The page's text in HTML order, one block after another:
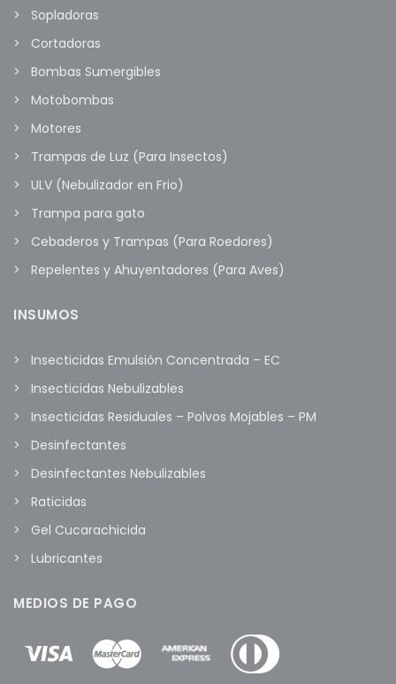
Sopladoras
Cortadoras
Bombas Sumergibles
Motobombas
Motores
Trampas de Luz (Para Insectos)
ULV (Nebulizador en Frio)
Trampa para gato
Cebaderos y Trampas (Para Roedores)
Repelentes y Ahuyentadores (Para Aves)
INSUMOS
Insecticidas Emulsión Concentrada – EC
Insecticidas Nebulizables
Insecticidas Residuales – Polvos Mojables – PM
Desinfectantes
Desinfectantes Nebulizables
Raticidas
Gel Cucarachicida
Lubricantes
MEDIOS DE PAGO